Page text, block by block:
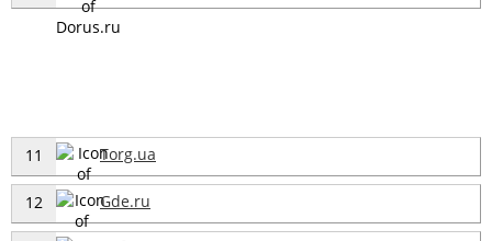
11 Torg.ua
12 Gde.ru